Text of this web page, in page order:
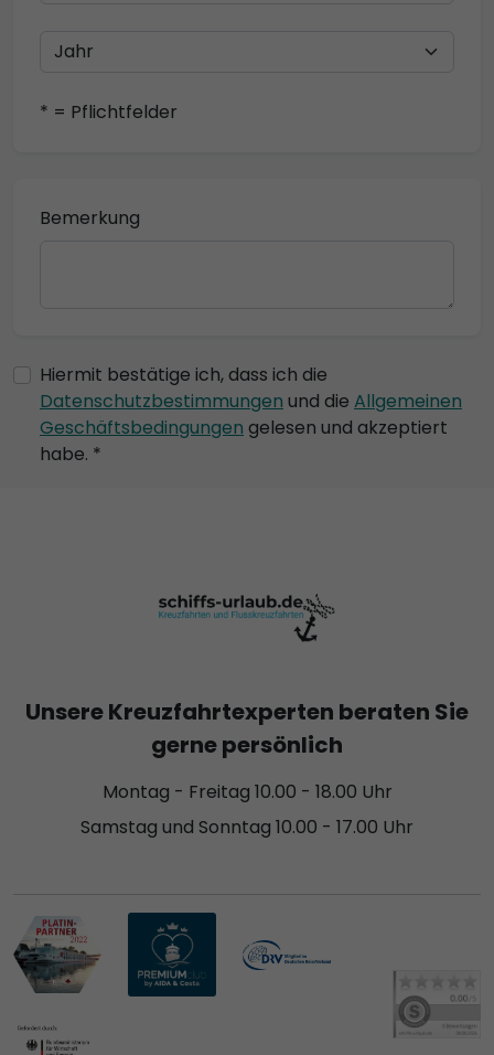
* = Pflichtfelder
Bemerkung
Hiermit bestätige ich, dass ich die
Datenschutzbestimmungen und die Allgemeinen
Geschäftsbedingungen gelesen und akzeptiert
habe. *
Unsere Kreuzfahrtexperten beraten Sie
gerne persönlich
Montag - Freitag 10.00 - 18.00 Uhr
Samstag und Sonntag 10.00 - 17.00 Uhr